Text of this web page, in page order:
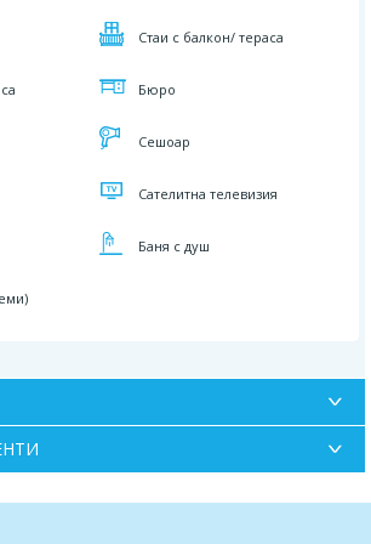
Стаи с балкон/ тераса
Бюро
Сешоар
Сателитна телевизия
Баня с душ